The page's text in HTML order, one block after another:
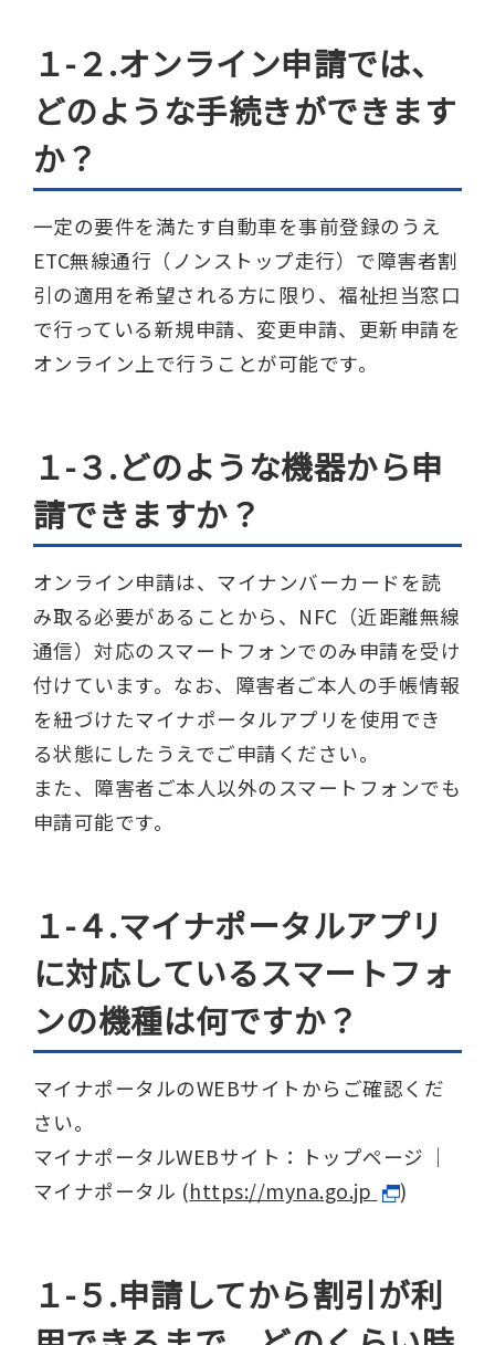
１-２.オンライン申請では、
どのような手続きができます
か？
一定の要件を満たす自動車を事前登録のうえ
ETC無線通行（ノンストップ走行）で障害者割
引の適用を希望される方に限り、福祉担当窓口
で行っている新規申請、変更申請、更新申請を
オンライン上で行うことが可能です。
１-３.どのような機器から申
請できますか？
オンライン申請は、マイナンバーカードを読
み取る必要があることから、NFC（近距離無線
通信）対応のスマートフォンでのみ申請を受け
付けています。なお、障害者ご本人の手帳情報
を紐づけたマイナポータルアプリを使用でき
る状態にしたうえでご申請ください。
また、障害者ご本人以外のスマートフォンでも
申請可能です。
１-４.マイナポータルアプリ
に対応しているスマートフォ
ンの機種は何ですか？
マイナポータルのWEBサイトからご確認くだ
さい。
マイナポータルWEBサイト：トップページ ｜
マイナポータル (https://myna.go.jp )
１-５.申請してから割引が利